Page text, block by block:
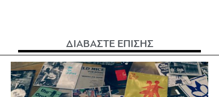
ΔΙΑΒΑΣΤΕ ΕΠΙΣΗΣ